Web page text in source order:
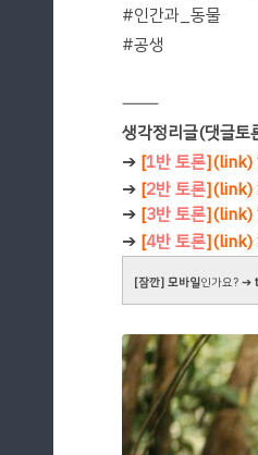
#인간과_동물
#공생
―――
생각정리글(댓글토
➔ [1반 토론](link)
➔ [2반 토론](link)
➔ [3반 토론](link)
➔ [4반 토론](link)
[잠깐]모바일인가요? ➔